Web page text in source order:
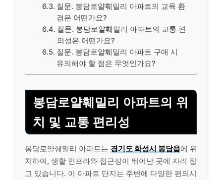
질문. 봉담로얄훼밀리 아파트의 교육 환
경은 어떤가요?
질문. 봉담로얄훼밀리 아파트의 교통 편
의성은 어떤가요?
질문. 봉담로얄훼밀리 아파트 구매 시
유의해야 할 점은 무엇인가요?
봉담로얄훼밀리 아파트의 위
치 및 교통 편리성
봉담로얄훼밀리 아파트는 경기도 화성시 봉담읍에 위
치하여, 생활 인프라와 접근성이 뛰어난 곳에 자리 잡
고 있습니다. 이 아파트 단지는 주변에 다양한 편의시